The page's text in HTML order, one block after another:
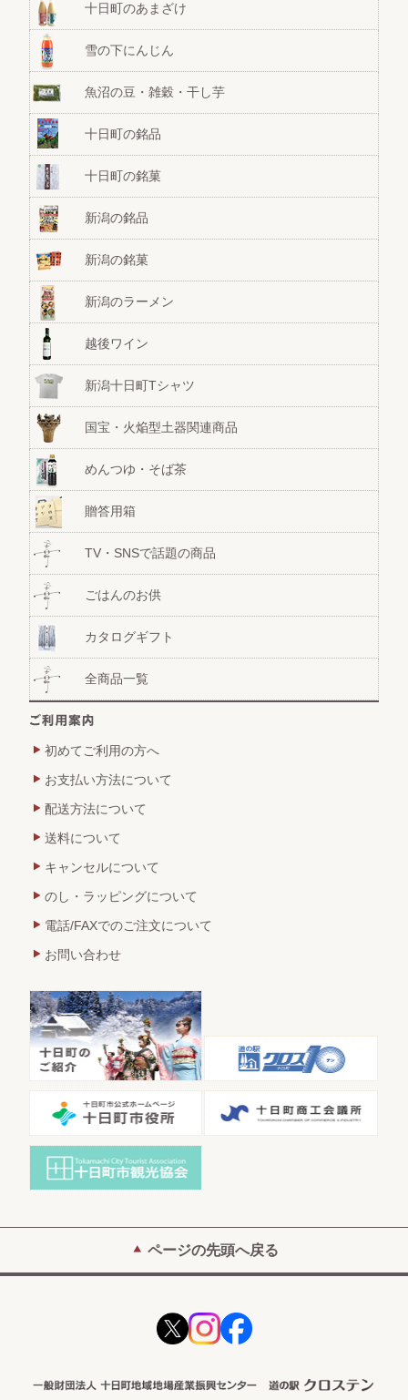
十日町のあまざけ
雪の下にんじん
魚沼の豆・雑穀・干し芋
十日町の銘品
十日町の銘菓
新潟の銘品
新潟の銘菓
新潟のラーメン
越後ワイン
新潟十日町Tシャツ
国宝・火焔型土器関連商品
めんつゆ・そば茶
贈答用箱
TV・SNSで話題の商品
ごはんのお供
カタログギフト
全商品一覧
初めてご利用の方へ
お支払い方法について
配送方法について
送料について
キャンセルについて
のし・ラッピングについて
電話/FAXでのご注文について
お問い合わせ
ページの先頭へ戻る